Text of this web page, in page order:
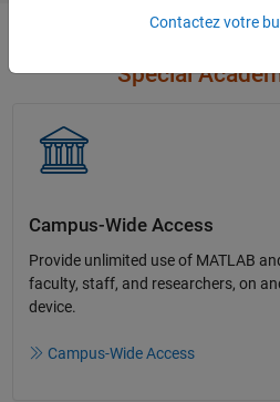
Special
Campus-Wide Access
Provide unlimited use of MATLAB
faculty, staff, and researchers, on
device.​
Campus-Wide Access
Contactez votre